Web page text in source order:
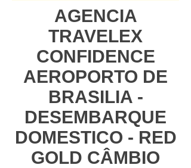
AGENCIA
TRAVELEX
CONFIDENCE
AEROPORTO DE
BRASILIA -
DESEMBARQUE
DOMESTICO - RED
GOLD CÂMBIO